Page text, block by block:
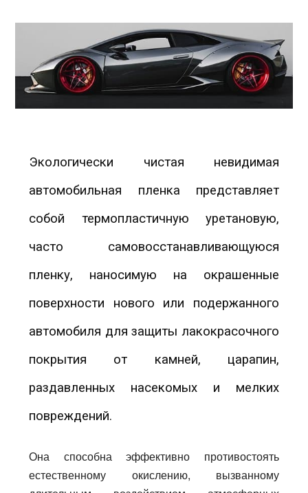
Экологически чистая невидимая
автомобильная пленка представляет
собой термопластичную уретановую,
часто самовосстанавливающуюся
пленку, наносимую на окрашенные
поверхности нового или подержанного
автомобиля для защиты лакокрасочного
покрытия от камней, царапин,
раздавленных насекомых и мелких
повреждений.
Она способна эффективно противостоять
естественному окислению, вызванному